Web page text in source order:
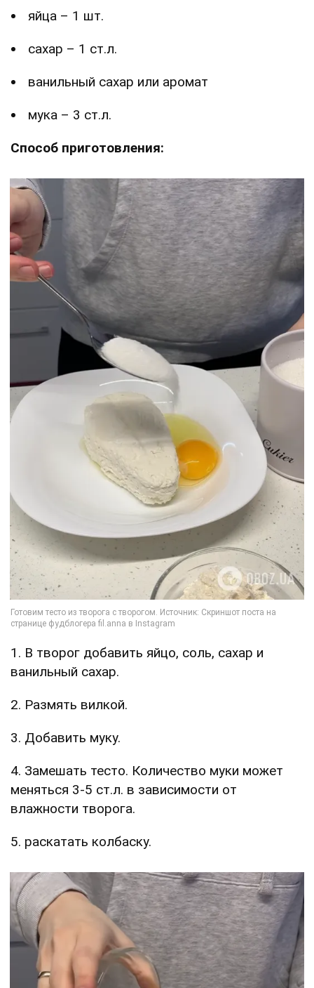
яйца – 1 шт.
сахар – 1 ст.л.
ванильный сахар или аромат
мука – 3 ст.л.
Способ приготовления:
1. В творог добавить яйцо, соль, сахар и
ванильный сахар.
2. Размять вилкой.
3. Добавить муку.
4. Замешать тесто. Количество муки может
меняться 3-5 ст.л. в зависимости от
влажности творога.
5. раскатать колбаску.